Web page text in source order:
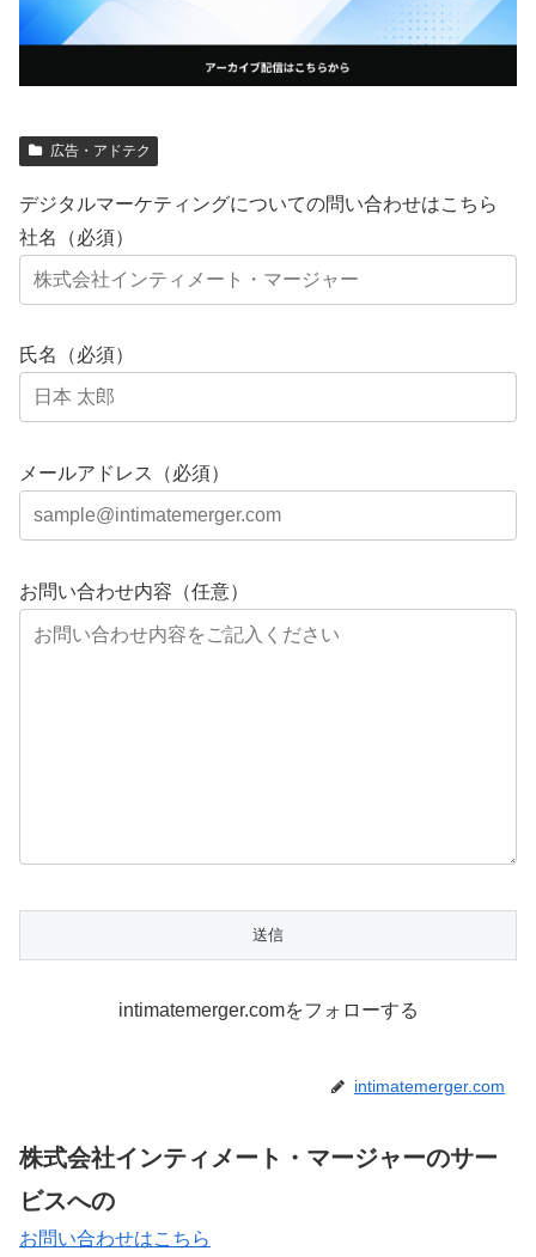
広告・アドテク
デジタルマーケティングについての問い合わせはこちら
社名（必須）
氏名（必須）
メールアドレス（必須）
お問い合わせ内容（任意）
intimatemerger.comをフォローする
intimatemerger.com
株式会社インティメート・マージャーのサー
ビスへの
お問い合わせはこちら